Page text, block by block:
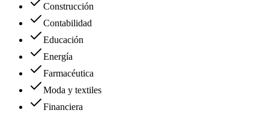
Construcción
Contabilidad
Educación
Energía
Farmacéutica
Moda y textiles
Financiera